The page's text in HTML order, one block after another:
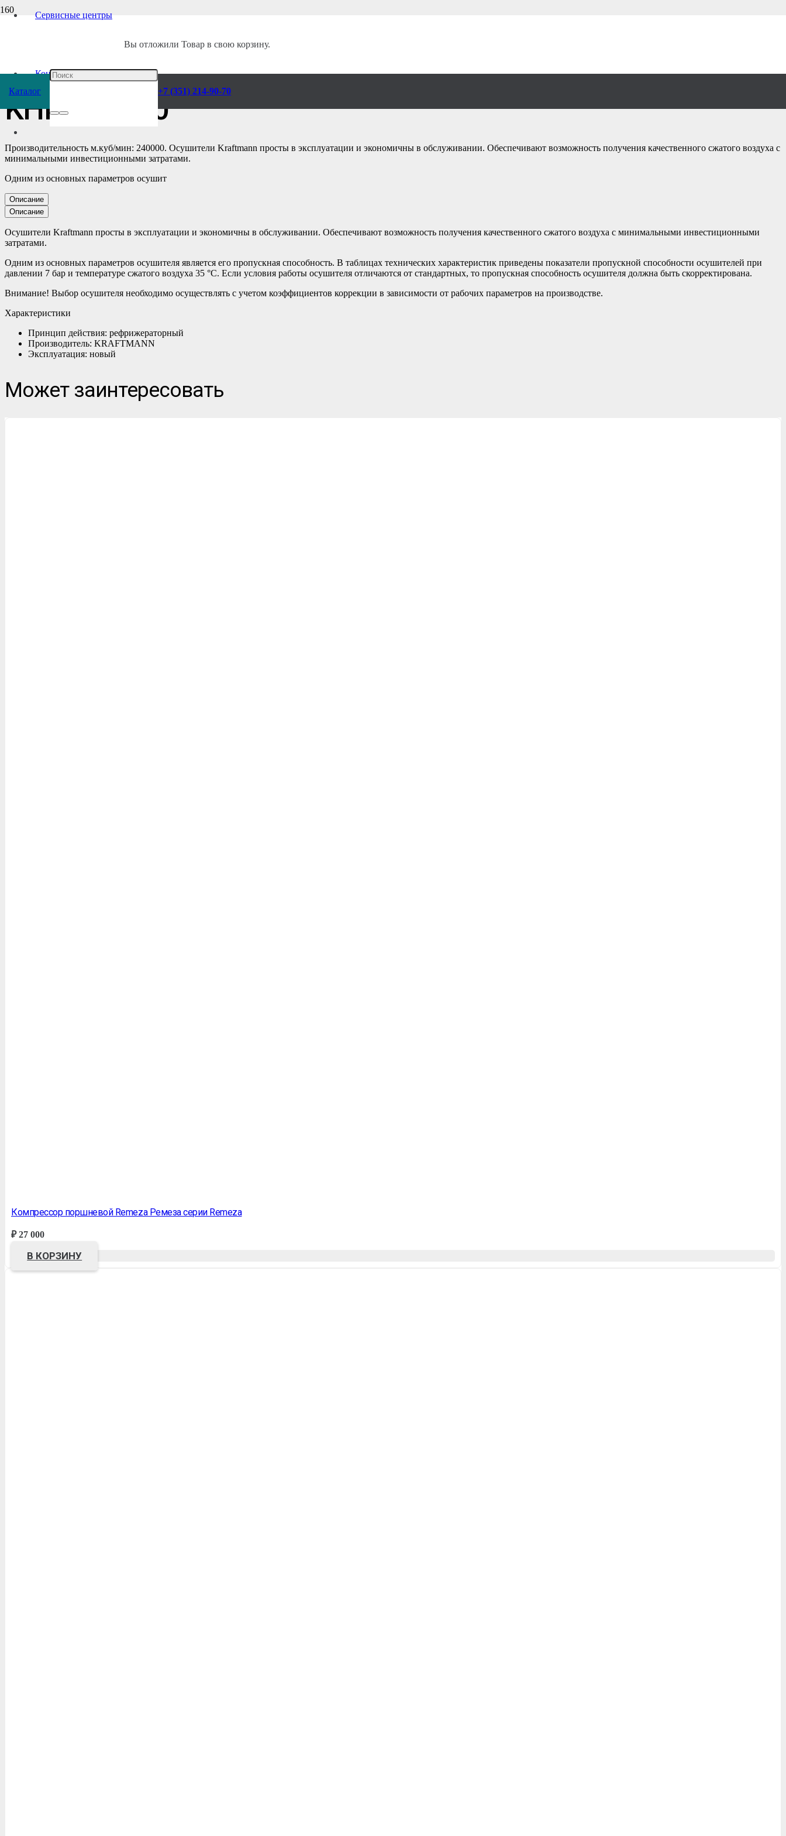
Сервисные центры
Контакты
Вы отложили Товар в свою корзину.
Каталог +7 (351) 214-90-70
Главная /Каталог/Компрессоры
Осушитель воздуха рефрижераторный KRAFTMANN
KHDp 14400
Производительность м.куб/мин: 240000. Осушители Kraftmann просты в эксплуатации и экономичны в обслуживании. Обеспечивают возможность получения качественного сжатого воздуха с
минимальными инвестиционными затратами.
Одним из основных параметров осушит
Описание
Описание
Осушители Kraftmann просты в эксплуатации и экономичны в обслуживании. Обеспечивают возможность получения качественного сжатого воздуха с минимальными инвестиционными
затратами.
Одним из основных параметров осушителя является его пропускная способность. В таблицах технических характеристик приведены показатели пропускной способности осушителей при
давлении 7 бар и температуре сжатого воздуха 35 °С. Если условия работы осушителя отличаются от стандартных, то пропускная способность осушителя должна быть скорректирована.
Внимание! Выбор осушителя необходимо осуществлять с учетом коэффициентов коррекции в зависимости от рабочих параметров на производстве.
Характеристики
Принцип действия: рефрижераторный
Производитель: KRAFTMANN
Эксплуатация: новый
Может заинтересовать
Компрессор поршневой Remeza Ремеза серии Remeza
₽27 000
В КОРЗИНУ